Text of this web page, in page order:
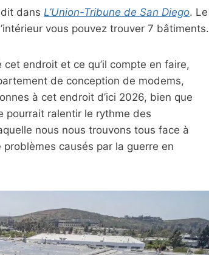
dans L’Union-Tribune de San Diego. Le
vous pouvez trouver 7 bâtiments.
endroit et ce qu’il compte en faire,
de conception de modems,
à cet endroit d’ici 2026, bien que
pourrait ralentir le rythme des
nous nous trouvons tous face à
causés par la guerre en